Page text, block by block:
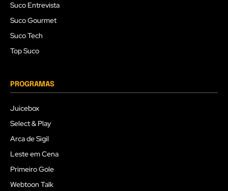
Suco Entrevista
Suco Gourmet
Suco Tech
Top Suco
PROGRAMAS
Juicebox
Select & Play
Arca de Sigil
Leste em Cena
Primeiro Gole
Webtoon Talk